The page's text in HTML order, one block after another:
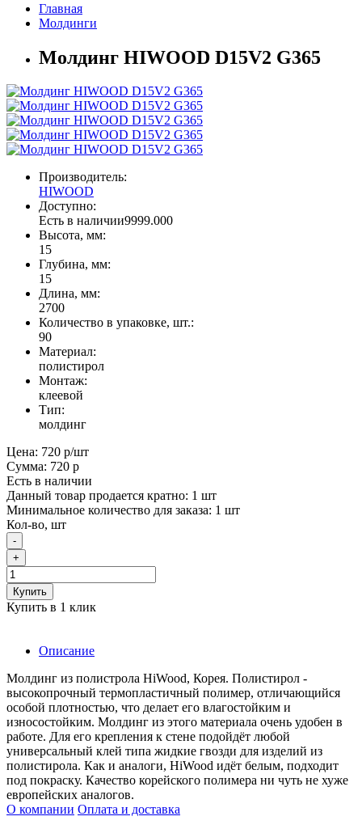
Главная
Молдинги
Молдинг HIWOOD D15V2 G365
Производитель:
HIWOOD
Доступно:
Есть в наличии9999.000
Высота, мм:
15
Глубина, мм:
15
Длина, мм:
2700
Количество в упаковке, шт.:
90
Материал:
полистирол
Монтаж:
клеевой
Тип:
молдинг
Цена: 720 р/шт
Сумма: 720 р
Есть в наличии
Данный товар продается кратно: 1 шт
Минимальное количество для заказа: 1 шт
Кол-во, шт
-
+
Купить
Купить в 1 клик
Описание
Молдинг из полистрола HiWood, Корея. Полистирол -
высокопрочный термопластичный полимер, отличающийся
особой плотностью, что делает его влагостойким и
износостойким. Молдинг из этого материала очень удобен в
работе. Для его крепления к стене подойдёт любой
универсальный клей типа жидкие гвозди для изделий из
полистирола. Как и аналоги, HiWood идёт белым, подходит
под покраску. Качество корейского полимера ни чуть не хуже
европейских аналогов.
О компании Оплата и доставка